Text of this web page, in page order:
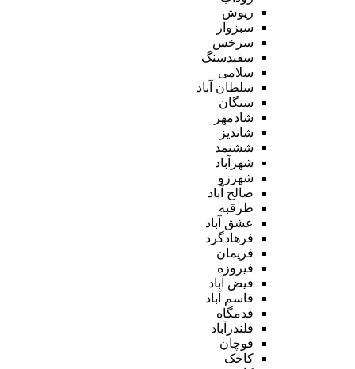
ریوش
سبزوار
سرخس
سفیدسنگ
سلامی
سلطان آباد
سنگان
شادمهر
شاندیز
ششتمد
شهرآباد
شهرزو
صالح آباد
طرقبه
عشق آباد
فرهادگرد
فریمان
فیروزه
فیض آباد
قاسم آباد
قدمگاه
قلندرآباد
قوچان
کاخک